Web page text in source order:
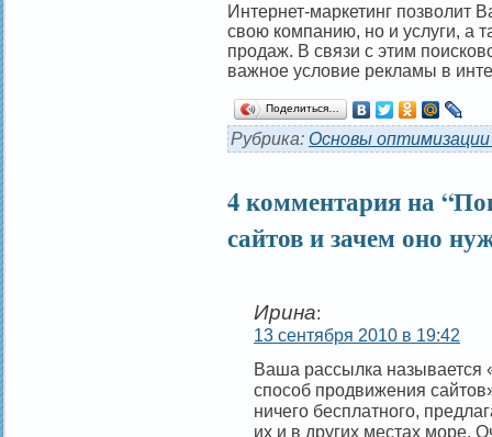
Интернет-маркетинг позволит
свою компанию, но и услуги, а
продаж. В связи с этим
важное условие рекламы в
Поделиться…
Рубрика: Основы
4 комментария на
сайтов и зачем оно
Ирина:
13 сентября 2010 в 19:42
Ваша рассылка
способ продвижения
ничего бесплатного,
их и в других местах море.